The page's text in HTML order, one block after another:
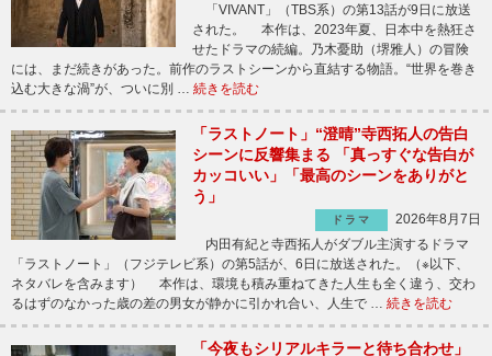
「VIVANT」（TBS系）の第13話が9日に放送
された。 本作は、2023年夏、日本中を熱狂さ
せたドラマの続編。乃木憂助（堺雅人）の冒険
には、まだ続きがあった。前作のラストシーンから直結する物語。“世界を巻き
込む大きな渦”が、ついに別 … 続きを読む
「ラストノート」“澄晴”寺西拓人の告白
シーンに反響集まる 「真っすぐな告白が
カッコいい」「最高のシーンをありがと
う」
ドラマ
2026年8月7日
内田有紀と寺西拓人がダブル主演するドラマ
「ラストノート」（フジテレビ系）の第5話が、6日に放送された。（※以下、
ネタバレを含みます） 本作は、環境も積み重ねてきた人生も全く違う、交わ
るはずのなかった歳の差の男女が静かに引かれ合い、人生で … 続きを読む
「今夜もシリアルキラーと待ち合わせ」